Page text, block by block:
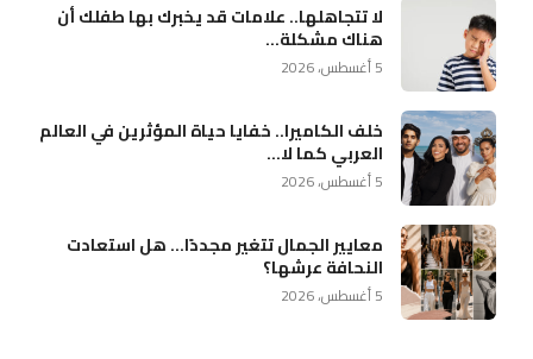
لا تتجاهلها.. علامات قد يخبرك بها طفلك أن
هناك مشكلة...
5 أغسطس، 2026
خلف الكاميرا.. خفايا حياة المؤثرين في العالم
العربي كما لا...
5 أغسطس، 2026
معايير الجمال تتغير مجددًا… هل استعادت
النحافة عرشها؟
5 أغسطس، 2026